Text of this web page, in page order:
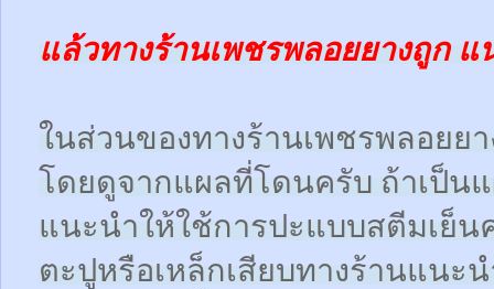
แล้วทางร้านเพชรพลอยยางถูก
ในส่วนของทางร้านเพชรพลอยย
โดยดูจากแผลที่โดนครับ ถ้าเป็น
แนะนำให้ใช้การปะแบบสตีมเย็
ตะปูหรือเหล็กเสียบทางร้านแนะ